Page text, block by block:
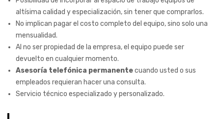
altísima calidad y especialización, sin tener que comprarlos.
No implican pagar el costo completo del equipo, sino solo una
mensualidad.
Al no ser propiedad de la empresa, el equipo puede ser
devuelto en cualquier momento.
Asesoría telefónica permanentecuando usted o sus
empleados requieran hacer una consulta.
Servicio técnico especializado y personalizado.